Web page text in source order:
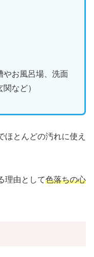
やお風呂場、洗面
など）
ほとんどの汚れに使え
理由として色落ちの心